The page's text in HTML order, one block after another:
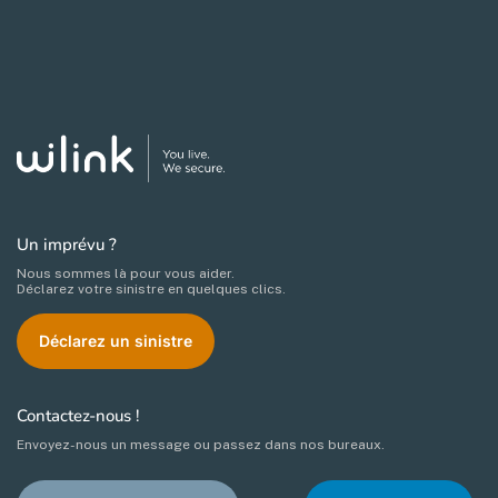
Un imprévu ?
Nous sommes là pour vous aider.
Déclarez votre sinistre en quelques clics.
Déclarez un sinistre
Contactez-nous !
Envoyez-nous un message ou passez dans nos bureaux.